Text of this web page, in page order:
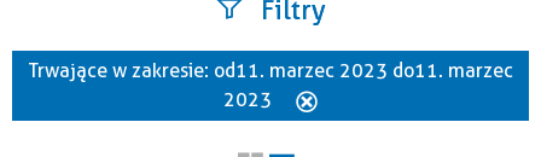
Filtry
Szukana fraza
Trwające w zakresie: od 11. marzec 2023 do 11. marzec
2023